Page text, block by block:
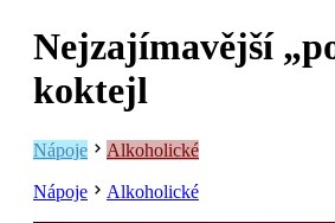
Nejzajímavější
koktejl
Nápoje Alkoholické
Nápoje Alkoholické